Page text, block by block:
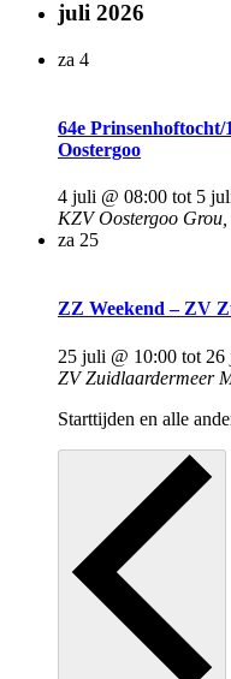
juli 2026
za 4
64e
Oostergoo
4 juli @ 08:00 tot 5
KZV Oostergoo
za 25
ZZ Weekend – ZV
25 juli @ 10:00 tot 26
ZV Zuidlaardermeer
Starttijden en alle